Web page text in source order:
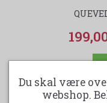
Du skal være
webshop.